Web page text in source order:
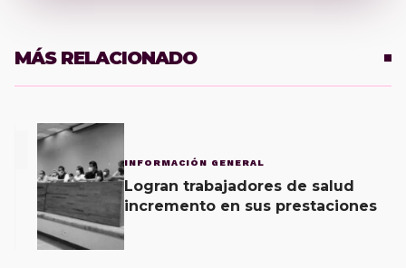
MÁS RELACIONADO
INFORMACIÓN GENERAL
Logran trabajadores de salud
incremento en sus prestaciones